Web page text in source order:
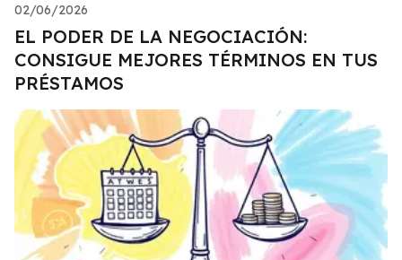
02/06/2026
EL PODER DE LA NEGOCIACIÓN:
CONSIGUE MEJORES TÉRMINOS EN TUS
PRÉSTAMOS